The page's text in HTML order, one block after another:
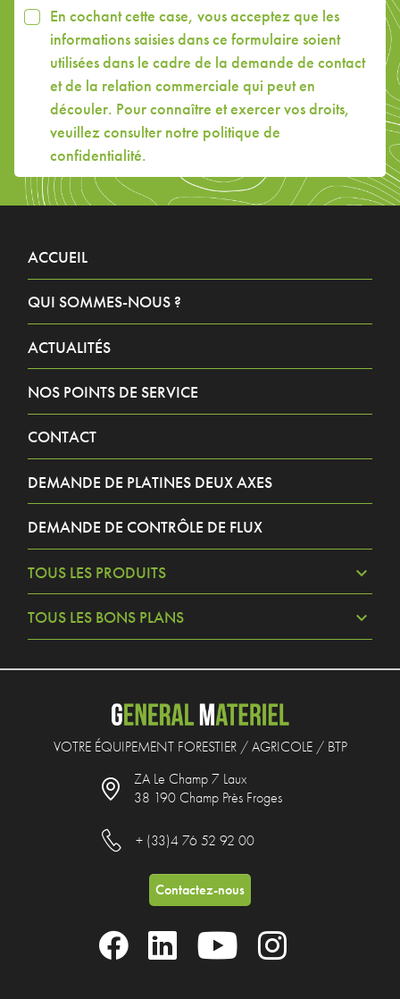
En cochant cette case, vous acceptez que les
informations saisies dans ce formulaire soient
utilisées dans le cadre de la demande de contact
et de la relation commerciale qui peut en
découler. Pour connaître et exercer vos droits,
veuillez consulter notre politique de
confidentialité.
ACCUEIL
QUI SOMMES-NOUS ?
ACTUALITÉS
NOS POINTS DE SERVICE
CONTACT
DEMANDE DE PLATINES DEUX AXES
DEMANDE DE CONTRÔLE DE FLUX
TOUS LES PRODUITS
TOUS LES BONS PLANS
VOTRE ÉQUIPEMENT FORESTIER / AGRICOLE / BTP
ZA Le Champ 7 Laux
38 190 Champ Près Froges
+ (33)4 76 52 92 00
Contactez-nous